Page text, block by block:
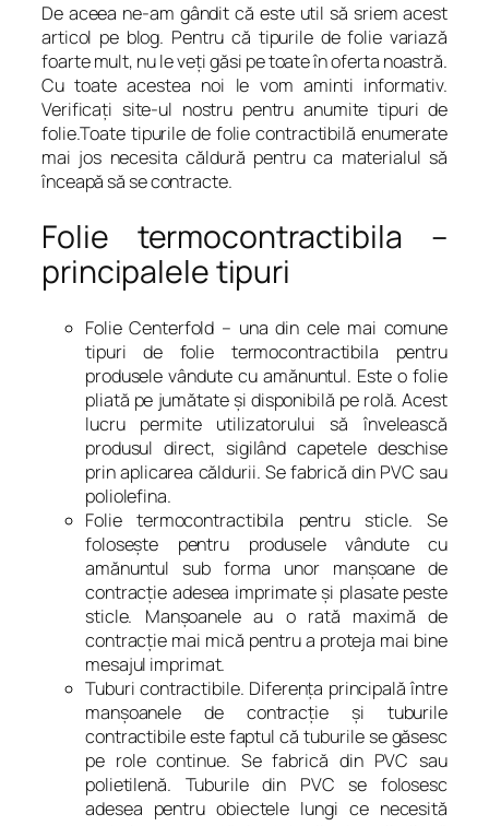
De aceea ne-am gândit că este util să sriem acest
articol pe blog. Pentru că tipurile de folie variază
foarte mult, nu le veţi găsi pe toate în oferta noastră.
Cu toate acestea noi le vom aminti informativ.
Verificaţi site-ul nostru pentru anumite tipuri de
folie.Toate tipurile de folie contractibilă enumerate
mai jos necesita căldură pentru ca materialul să
înceapă să se contracte.
Folie termocontractibila –
principalele tipuri
Folie Centerfold – una din cele mai comune
tipuri de folie termocontractibila pentru
produsele vândute cu amănuntul. Este o folie
pliată pe jumătate şi disponibilă pe rolă. Acest
lucru permite utilizatorului să învelească
produsul direct, sigilând capetele deschise
prin aplicarea căldurii. Se fabrică din PVC sau
poliolefina.
Folie termocontractibila pentru sticle. Se
foloseşte pentru produsele vândute cu
amănuntul sub forma unor manşoane de
contracţie adesea imprimate şi plasate peste
sticle. Manşoanele au o rată maximă de
contracţie mai mică pentru a proteja mai bine
mesajul imprimat.
Tuburi contractibile. Diferenţa principală între
manşoanele de contracţie şi tuburile
contractibile este faptul că tuburile se găsesc
pe role continue. Se fabrică din PVC sau
polietilenă. Tuburile din PVC se folosesc
adesea pentru obiectele lungi ce necesită